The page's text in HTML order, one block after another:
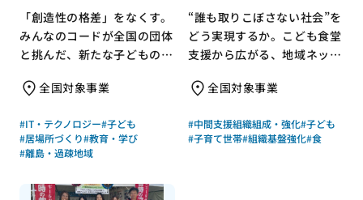
「創造性の格差」をなくす。
みんなのコードが全国の団体
と挑んだ、新たな子どもの居
全国対象事業
#IT・テクノロジー#子ども
#居場所づくり#教育・学び
#離島・過疎地域
“誰も取りこぼさない社会”を
どう実現するか。こども食堂
支援から広がる、地域ネット
全国対象事業
#中間支援組織組成・強化#子ども
#子育て世帯#組織基盤強化#食